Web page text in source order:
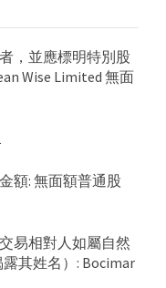
，並應標明特別股
Wise Limited 無面
額: 無面額普通股
易相對人如屬自然
其姓名）: Bocimar